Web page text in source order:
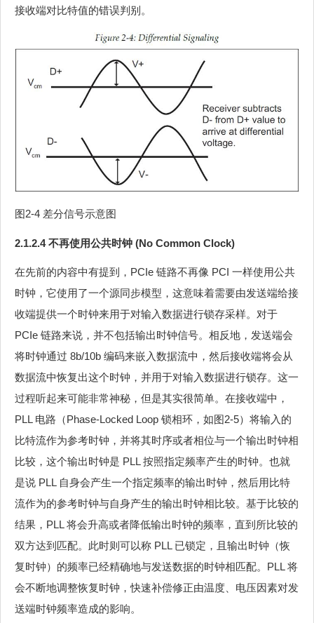
接收端对比特值的错误判别。
图2‑4 差分信号示意图
2.1.2.4 不再使用公共时钟 (No Common Clock)
在先前的内容中有提到，PCIe 链路不再像 PCI 一样使用公共
时钟，它使用了一个源同步模型，这意味着需要由发送端给接
收端提供一个时钟来用于对输入数据进行锁存采样。对于
PCIe 链路来说，并不包括输出时钟信号。相反地，发送端会
将时钟通过 8b/10b 编码来嵌入数据流中，然后接收端将会从
数据流中恢复出这个时钟，并用于对输入数据进行锁存。这一
过程听起来可能非常神秘，但是其实很简单。在接收端中，
PLL 电路（Phase-Locked Loop 锁相环，如图2‑5）将输入的
比特流作为参考时钟，并将其时序或者相位与一个输出时钟相
比较，这个输出时钟是 PLL 按照指定频率产生的时钟。也就
是说 PLL 自身会产生一个指定频率的输出时钟，然后用比特
流作为的参考时钟与自身产生的输出时钟相比较。基于比较的
结果，PLL 将会升高或者降低输出时钟的频率，直到所比较的
双方达到匹配。此时则可以称 PLL 已锁定，且输出时钟（恢
复时钟）的频率已经精确地与发送数据的时钟相匹配。PLL 将
会不断地调整恢复时钟，快速补偿修正由温度、电压因素对发
送端时钟频率造成的影响。